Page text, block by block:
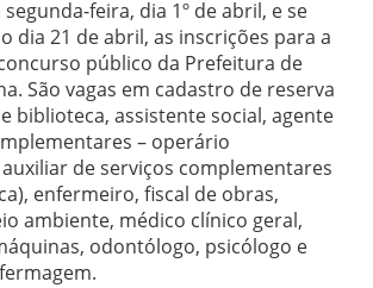
feira, dia 1º de abril, e se
dia 21 de abril, as inscrições para a
público da Prefeitura de
São vagas em cadastro de reserva
biblioteca, assistente social, agente
– operário
de serviços complementares
enfermeiro, fiscal de obras,
ambiente, médico clínico geral,
odontólogo, psicólogo e